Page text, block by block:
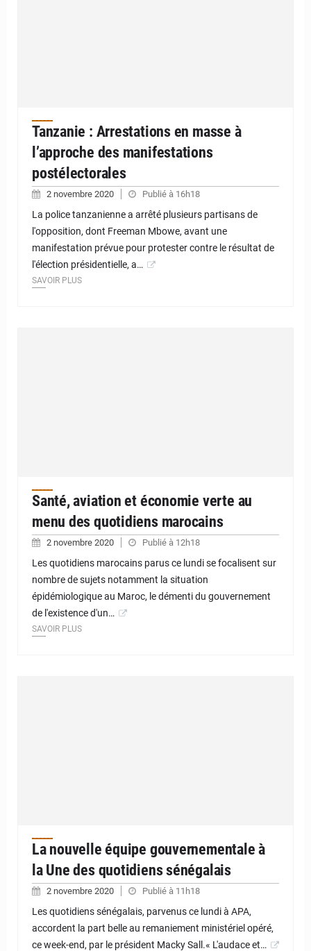
Tanzanie : Arrestations en masse à
l’approche des manifestations
postélectorales
2 novembre 2020 Publié à 16h18
La police tanzanienne a arrêté plusieurs partisans de
l'opposition, dont Freeman Mbowe, avant une
manifestation prévue pour protester contre le résultat de
l'élection présidentielle, a…
SAVOIR PLUS
Santé, aviation et économie verte au
menu des quotidiens marocains
2 novembre 2020 Publié à 12h18
Les quotidiens marocains parus ce lundi se focalisent sur
nombre de sujets notamment la situation
épidémiologique au Maroc, le démenti du gouvernement
de l'existence d'un…
SAVOIR PLUS
La nouvelle équipe gouvernementale à
la Une des quotidiens sénégalais
2 novembre 2020 Publié à 11h18
Les quotidiens sénégalais, parvenus ce lundi à APA,
accordent la part belle au remaniement ministériel opéré,
ce week-end, par le président Macky Sall.« L'audace et…